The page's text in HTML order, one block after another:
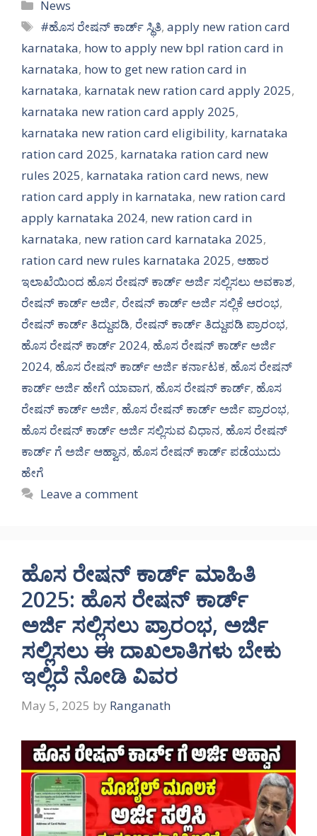
News
Tags
#ಹೊಸ ರೇಷನ್ ಕಾರ್ಡ್ ಸ್ಥಿತಿ,apply new ration card
karnataka, how to apply new bpl ration card in
karnataka, how to get new ration card in
karnataka, karnatak new ration card apply 2025,
karnataka new ration card apply 2025,
karnataka new ration card eligibility, karnataka
ration card 2025, karnataka ration card new
rules 2025, karnataka ration card news, new
ration card apply in karnataka, new ration card
apply karnataka 2024, new ration card in
karnataka, new ration card karnataka 2025,
ration card new rules karnataka 2025, ಆಹಾರ
ಇಲಾಖೆಯಿಂದ ಹೊಸ ರೇಷನ್ ಕಾರ್ಡ್ ಅರ್ಜಿ ಸಲ್ಲಿಸಲು ಅವಕಾಶ,
ರೇಷನ್ ಕಾರ್ಡ್ ಅರ್ಜಿ, ರೇಷನ್ ಕಾರ್ಡ್ ಅರ್ಜಿ ಸಲ್ಲಿಕೆ ಆರಂಭ,
ರೇಷನ್ ಕಾರ್ಡ್ ತಿದ್ದುಪಡಿ, ರೇಷನ್ ಕಾರ್ಡ್ ತಿದ್ದುಪಡಿ ಪ್ರಾರಂಭ,
ಹೊಸ ರೇಷನ್ ಕಾರ್ಡ್ 2024, ಹೊಸ ರೇಷನ್ ಕಾರ್ಡ್ ಅರ್ಜಿ
2024, ಹೊಸ ರೇಷನ್ ಕಾರ್ಡ್ ಅರ್ಜಿ ಕರ್ನಾಟಕ, ಹೊಸ ರೇಷನ್
ಕಾರ್ಡ್ ಅರ್ಜಿ ಹೇಗೆ ಯಾವಾಗ, ಹೊಸ ರೇಷನ್ ಕಾರ್ಡ್, ಹೊಸ
ರೇಷನ್ ಕಾರ್ಡ್ ಅರ್ಜಿ, ಹೊಸ ರೇಷನ್ ಕಾರ್ಡ್ ಅರ್ಜಿ ಪ್ರಾರಂಭ,
ಹೊಸ ರೇಷನ್ ಕಾರ್ಡ್ ಅರ್ಜಿ ಸಲ್ಲಿಸುವ ವಿಧಾನ, ಹೊಸ ರೇಷನ್
ಕಾರ್ಡ್ ಗೆ ಅರ್ಜಿ ಆಹ್ವಾನ, ಹೊಸ ರೇಷನ್ ಕಾರ್ಡ್ ಪಡೆಯುದು
ಹೇಗೆ
Leave a comment
ಹೊಸ ರೇಷನ್ ಕಾರ್ಡ್ ಮಾಹಿತಿ
2025: ಹೊಸ ರೇಷನ್ ಕಾರ್ಡ್
ಅರ್ಜಿ ಸಲ್ಲಿಸಲು ಪ್ರಾರಂಭ, ಅರ್ಜಿ
ಸಲ್ಲಿಸಲು ಈ ದಾಖಲಾತಿಗಳು ಬೇಕು
ಇಲ್ಲಿದೆ ನೋಡಿ ವಿವರ
May 5, 2025 by Ranganath